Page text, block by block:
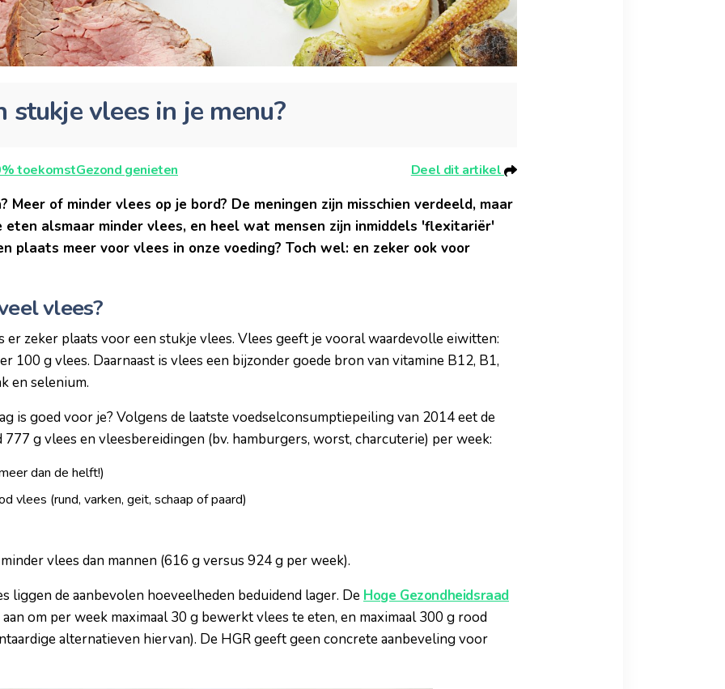
stukje vlees in je menu?
toekomstGezond genieten Deel dit artikel
Meer of minder vlees op je bord? De meningen zijn misschien verdeeld, maar
eten alsmaar minder vlees, en heel wat mensen zijn inmiddels 'flexitariër'
plaats meer voor vlees in onze voeding? Toch wel: en zeker ook voor
vlees?
er zeker plaats voor een stukje vlees. Vlees geeft je vooral waardevolle eiwitten:
100 g vlees. Daarnaast is vlees een bijzonder goede bron van vitamine B12, B1,
en selenium.
is goed voor je? Volgens de laatste voedselconsumptiepeiling van 2014 eet de
g vlees en vleesbereidingen (bv. hamburgers, worst, charcuterie) per week:
dan de helft!)
vlees (rund, varken, geit, schaap of paard)
vlees dan mannen (616 g versus 924 g per week).
liggen de aanbevolen hoeveelheden beduidend lager. De Hoge Gezondheidsraad
om per week maximaal 30 g bewerkt vlees te eten, en maximaal 300 g rood
alternatieven hiervan). De HGR geeft geen concrete aanbeveling voor